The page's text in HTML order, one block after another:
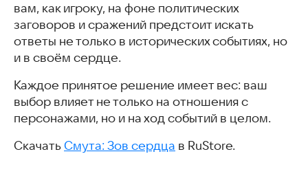
вам, как игроку, на фоне политических
заговоров и сражений предстоит искать
ответы не только в исторических событиях, но
и в своём сердце.
Каждое принятое решение имеет вес: ваш
выбор влияет не только на отношения с
персонажами, но и на ход событий в целом.
Скачать Смута: Зов сердца в RuStore.